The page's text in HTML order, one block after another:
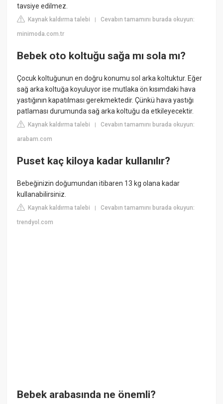
tavsiye edilmez.
Kaynak kaldırma talebi |Cevabın tamamını burada okuyun:
minimoda.com.tr
Bebek oto koltuğu sağa mı sola mı?
Çocuk koltuğunun en doğru konumu sol arka koltuktur. Eğer
sağ arka koltuğa koyuluyor ise mutlaka ön kısımdaki hava
yastığının kapatılması gerekmektedir. Çünkü hava yastığı
patlaması durumunda sağ arka koltuğu da etkileyecektir.
Kaynak kaldırma talebi |Cevabın tamamını burada okuyun:
arabam.com
Puset kaç kiloya kadar kullanılır?
Bebeğinizin doğumundan itibaren 13 kg olana kadar
kullanabilirsiniz.
Kaynak kaldırma talebi |Cevabın tamamını burada okuyun:
trendyol.com
Bebek arabasında ne önemli?